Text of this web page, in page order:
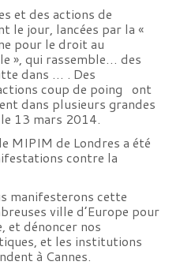
et des actions de
le jour, lancées par la «
pour le droit au
», qui rassemble… des
dans … . Des
coup de poing ont
dans plusieurs grandes
13 mars 2014.
MIPIM de Londres a été
contre la
manifesterons cette
ville d’Europe pour
et dénoncer nos
et les institutions
à Cannes.